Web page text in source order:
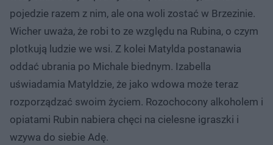
pojedzie razem z nim, ale ona woli zostać w Brzezinie.
Wicher uważa, że robi to ze względu na Rubina, o czym
plotkują ludzie we wsi. Z kolei Matylda postanawia
oddać ubrania po Michale biednym. Izabella
uświadamia Matyldzie, że jako wdowa może teraz
rozporządzać swoim życiem. Rozochocony alkoholem i
opiatami Rubin nabiera chęci na cielesne igraszki i
wzywa do siebie Adę.